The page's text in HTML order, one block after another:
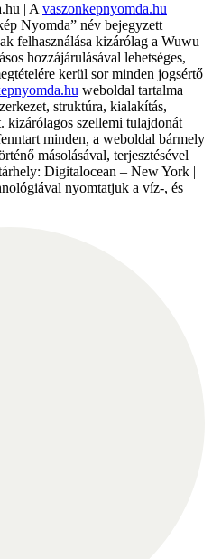
| A vaszonkepnyomda.hu
Nyomda” név bejegyzett
felhasználása kizárólag a Wuwu
hozzájárulásával lehetséges,
kerül sor minden jogsértő
weboldal tartalma
struktúra, kialakítás,
szellemi tulajdonát
minden, a weboldal bármely
másolásával, terjesztésével
Digitalocean – New York |
nyomtatjuk a víz-, és